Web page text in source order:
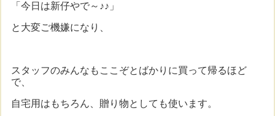
「今日は新仔やで～♪♪」
と大変ご機嫌になり、
スタッフのみんなもここぞとばかりに買って帰るほど
で、
自宅用はもちろん、贈り物としても使います。